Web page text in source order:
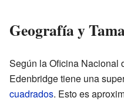
Geografía y
Según la Oficina Nacional
Edenbridge tiene una
cuadrados. Esto es